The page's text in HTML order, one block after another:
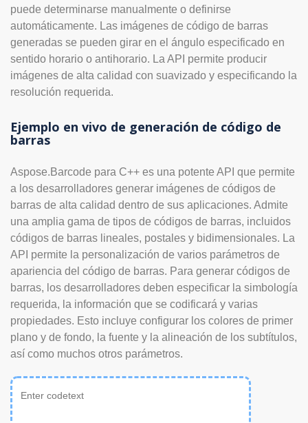
puede determinarse manualmente o definirse
automáticamente. Las imágenes de código de barras
generadas se pueden girar en el ángulo especificado en
sentido horario o antihorario. La API permite producir
imágenes de alta calidad con suavizado y especificando la
resolución requerida.
Ejemplo en vivo de generación de código de
barras
Aspose.Barcode para C++ es una potente API que permite
a los desarrolladores generar imágenes de códigos de
barras de alta calidad dentro de sus aplicaciones. Admite
una amplia gama de tipos de códigos de barras, incluidos
códigos de barras lineales, postales y bidimensionales. La
API permite la personalización de varios parámetros de
apariencia del código de barras. Para generar códigos de
barras, los desarrolladores deben especificar la simbología
requerida, la información que se codificará y varias
propiedades. Esto incluye configurar los colores de primer
plano y de fondo, la fuente y la alineación de los subtítulos,
así como muchos otros parámetros.